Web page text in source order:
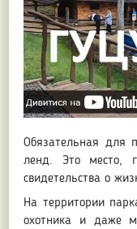
Обязательная для
ленд. Это место,
свидетельства о
На территории
охотника и даже